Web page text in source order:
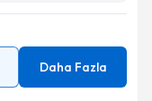
ilişkinAydınlatma
belirtilen
Daha Fazla